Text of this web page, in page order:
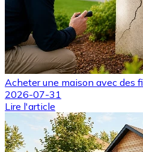
Acheter une maison avec des fi...
2026-07-31
Lire l'article